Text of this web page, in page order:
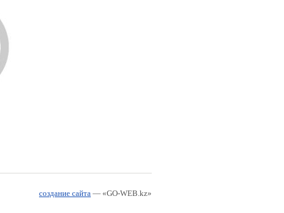
создание сайта — «GO-WEB.kz»